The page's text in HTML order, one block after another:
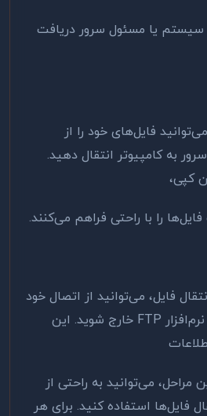
سیستم یا مسئول سرور دریافت
فایل‌های خود را از
به کامپیوتر انتقال دهید.
کپی،
را با راحتی فراهم می‌کنند.
فایل، می‌توانید از اتصال خود
FTP خارج شوید. این
مراحل، می‌توانید به راحتی از
فایل‌ها استفاده کنید. برای هر